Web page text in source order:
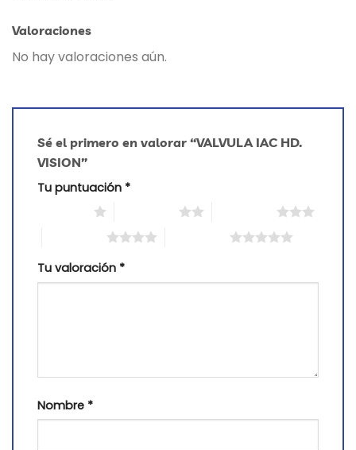
Valoraciones
No hay valoraciones aún.
Sé el primero en valorar “VALVULA IAC HD.
VISION”
Tu puntuación *
Tu valoración *
Nombre *